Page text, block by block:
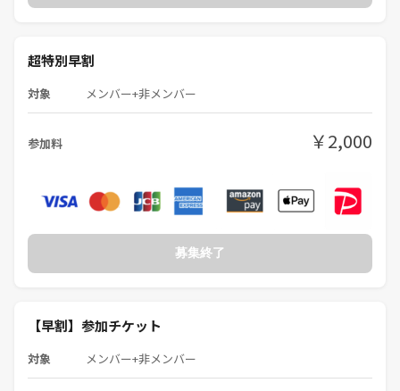
超特別早割
対象 メンバー+非メンバー
参加料 ￥2,000
募集終了
【早割】参加チケット
対象 メンバー+非メンバー